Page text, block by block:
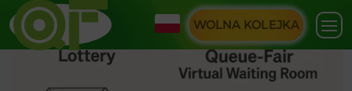
WOLNA KOLEJKA